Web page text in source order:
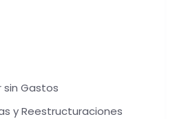
sin Gastos
y Reestructuraciones